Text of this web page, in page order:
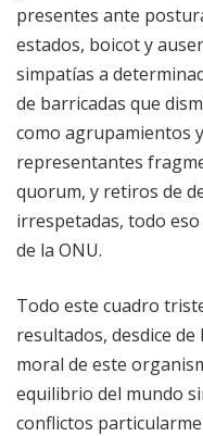
presentes ante
estados, boicot y
simpatías a
de barricadas que
como agrupamientos
representantes
quorum, y retiros de
irrespetadas, todo
de la ONU.
Todo este cuadro
resultados, desdice
moral de este
equilibrio del mundo
conflictos